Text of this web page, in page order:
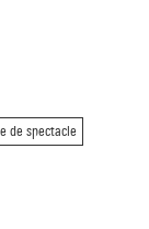
de spectacle